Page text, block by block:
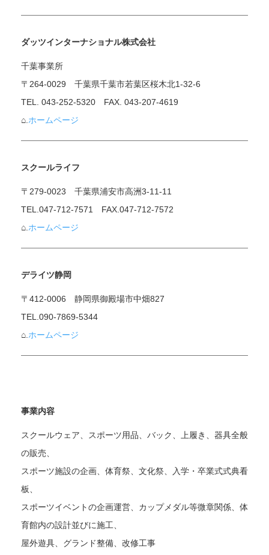
ダッツインターナショナル株式会社
千葉事業所
〒264-0029 千葉県千葉市若葉区桜木北1-32-6
TEL. 043-252-5320 FAX. 043-207-4619
⌂. ホームページ
スクールライフ
〒279-0023 千葉県浦安市高洲3-11-11
TEL.047-712-7571 FAX.047-712-7572
⌂. ホームページ
デライツ静岡
〒412-0006 静岡県御殿場市中畑827
TEL.090-7869-5344
⌂. ホームページ
事業内容
スクールウェア、スポーツ用品、バック、上履き、器具全般
の販売、
スポーツ施設の企画、体育祭、文化祭、入学・卒業式式典看
板、
スポーツイベントの企画運営、カップメダル等微章関係、体
育館内の設計並びに施工、
屋外遊具、グランド整備、改修工事